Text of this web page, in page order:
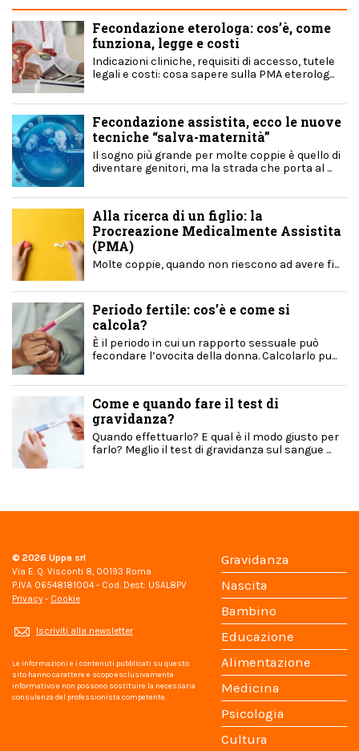
Fecondazione eterologa: cos’è, come
funziona, legge e costi
Indicazioni cliniche, requisiti di accesso, tutele
legali e costi: cosa sapere sulla PMA eterolog...
Fecondazione assistita, ecco le nuove
tecniche “salva-maternità”
Il sogno più grande per molte coppie è quello di
diventare genitori, ma la strada che porta al ...
Alla ricerca di un figlio: la
Procreazione Medicalmente Assistita
(PMA)
Molte coppie, quando non riescono ad avere fi...
Periodo fertile: cos’è e come si
calcola?
È il periodo in cui un rapporto sessuale può
fecondare l’ovocita della donna. Calcolarlo pu...
Come e quando fare il test di
gravidanza?
Quando effettuarlo? E qual è il modo giusto per
farlo? Meglio il test di gravidanza sul sangue ...
© 2026 Uppa srl
Via E. Q. Visconti 8, 00193 Roma
P.IVA 06548181004 - Cod. Dest: USAL8PV
Privacy - Cookie
Iscriviti alla newsletter
Le informazioni e i contenuti pubblicati su questo
sito hanno carattere e scopo esclusivamente
informativo e non possono sostituire la necessaria
consulenza del professionista competente.
Gravidanza
Nascita
Bambino
Educazione
Alimentazione
Medicina
Psicologia
Cultura